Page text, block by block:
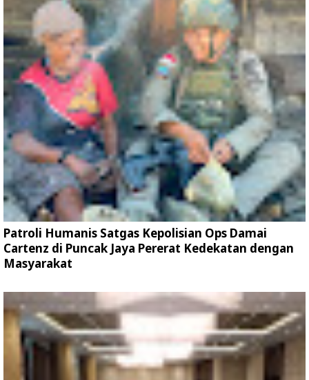
Patroli Humanis Satgas Kepolisian Ops Damai
Cartenz di Puncak Jaya Pererat Kedekatan dengan
Masyarakat